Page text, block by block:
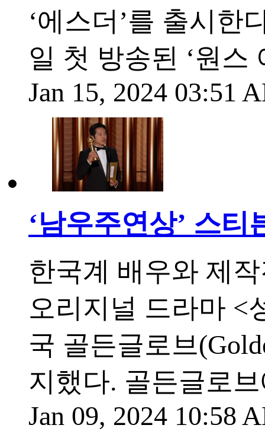
‘에스더’를 출시한
일 첫 방송된 ‘원
Jan 15, 2024 03:51
‘남우주연상’ 스티
한국계 배우와 제
오리지널 드라마 <
국 골든글로브
지했다. 골든글로
Jan 09, 2024 10:58